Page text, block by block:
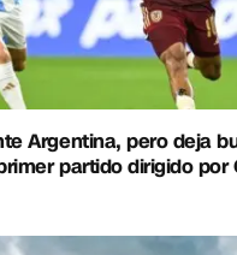
Argentina, pero deja
partido dirigido por